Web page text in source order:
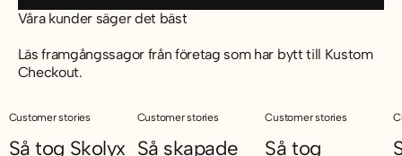
Våra kunder säger det bäst
Läs framgångssagor från företag som har bytt till Kustom
Checkout.
Customer stories
Så tog Skolyx
Customer stories
Så skapade
Customer stories
Så tog